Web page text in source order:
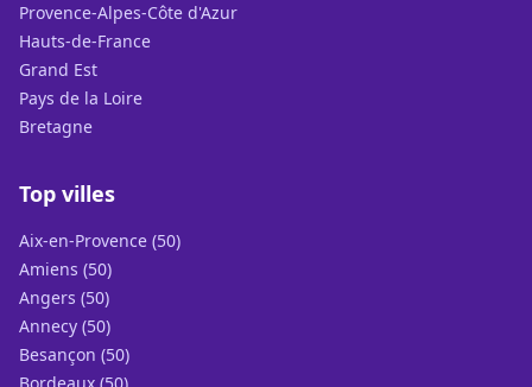
Provence-Alpes-Côte d'Azur
Hauts-de-France
Grand Est
Pays de la Loire
Bretagne
Top villes
Aix-en-Provence (50)
Amiens (50)
Angers (50)
Annecy (50)
Besançon (50)